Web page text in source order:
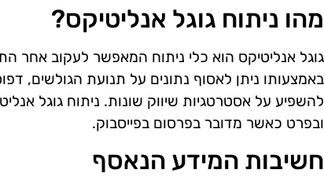
מהו ניתוח גוגל אנליטיקס?
גוגל אנליטיקס הוא כלי ניתוח המאפשר לעקוב אחר
באמצעותו ניתן לאסוף נתונים על תנועת הגולשים,
להשפיע על אסטרטגיות שיווק שונות. ניתוח גוגל
ובפרט כאשר מדובר בפרסום בפייסבוק.
חשיבות המידע הנאסף